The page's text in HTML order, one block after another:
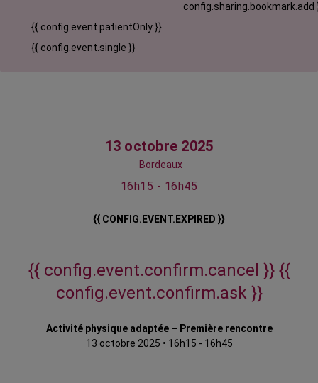
config.sharing.bookmark.add
{{ config.event.patientOnly }}
{{ config.event.single }}
13 octobre 2025
Bordeaux
16h15 - 16h45
{{ CONFIG.EVENT.EXPIRED }}
{{ config.event.confirm.cancel }} {{
config.event.confirm.ask }}
Activité physique adaptée – Première rencontre
13 octobre 2025 • 16h15 - 16h45